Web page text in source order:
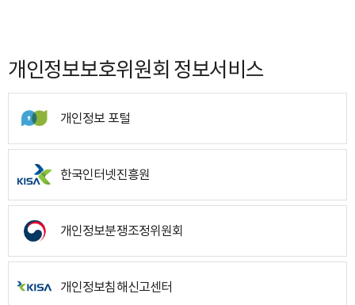
개인정보보호위원회 정보서비스
개인정보 포털
한국인터넷진흥원
개인정보분쟁조정위원회
개인정보침해신고센터